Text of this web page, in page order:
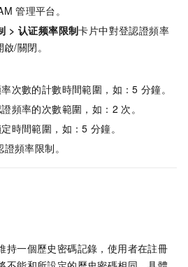
管理平台。
>认证频率限制卡片中對登認證頻率
/關閉。
次數的計數時間範圍，如：5 分鐘。
頻率的次數範圍，如：2 次。
時間範圍，如：5 分鐘。
頻率限制。
持一個歷史密碼記錄，使用者在註冊